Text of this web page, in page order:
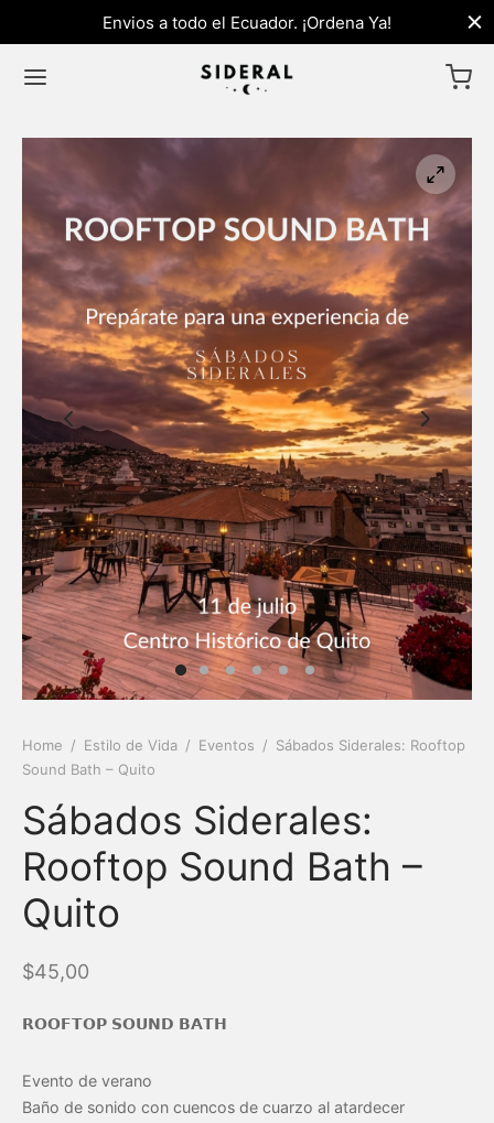
Envios a todo el Ecuador. ¡Ordena Ya!
Home / Estilo de Vida / Eventos / Sábados Siderales: Rooftop
Sound Bath – Quito
Sábados Siderales:
Rooftop Sound Bath –
Quito
$45,00
𝗥𝗢𝗢𝗙𝗧𝗢𝗣 𝗦𝗢𝗨𝗡𝗗 𝗕𝗔𝗧𝗛
Evento de verano
Baño de sonido con cuencos de cuarzo al atardecer